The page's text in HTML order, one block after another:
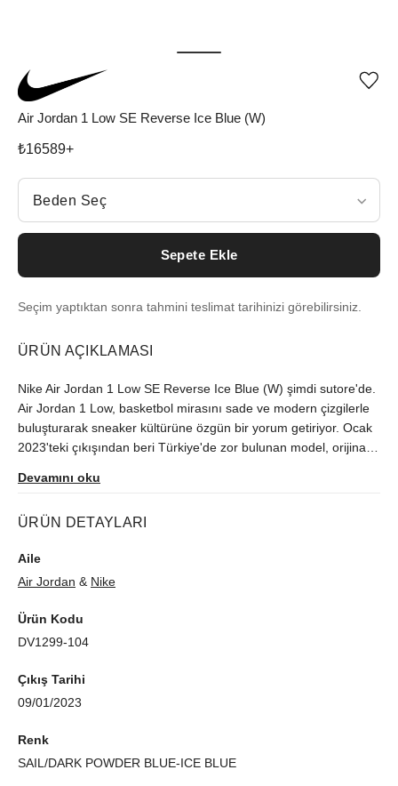
Air Jordan 1 Low SE Reverse Ice Blue (W)
₺16589+
Beden Seç
Beden Seç
Sepete Ekle
Seçim yaptıktan sonra tahmini teslimat tarihinizi görebilirsiniz.
ÜRÜN AÇIKLAMASI
Nike Air Jordan 1 Low SE Reverse Ice Blue (W) şimdi sutore'de.
Air Jordan 1 Low, basketbol mirasını sade ve modern çizgilerle
buluşturarak sneaker kültürüne özgün bir yorum getiriyor. Ocak
2023'teki çıkışından beri Türkiye'de zor bulunan model, orijinallik
Devamını oku
ÜRÜN DETAYLARI
Aile
Air Jordan & Nike
Ürün Kodu
DV1299-104
Çıkış Tarihi
09/01/2023
Renk
SAIL/DARK POWDER BLUE-ICE BLUE